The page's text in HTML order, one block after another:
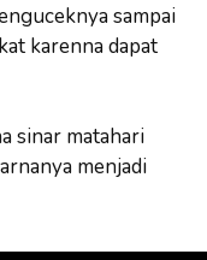
sampai
karenna dapat
sinar matahari
menjadi